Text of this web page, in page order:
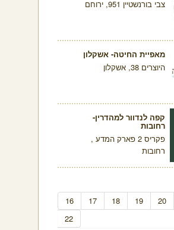
צבי בורנשטיין 951, ירוחם
מאפיית החיטה- אשקלון
היוצרים 38, אשקלון
קפה לנדוור למהדרין-
רחובות
פקריס 2 פארק המדע ,
רחובות
16 17 18 19 20
22